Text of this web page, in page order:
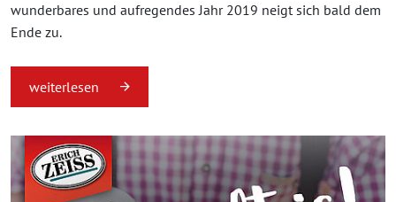
wunderbares und aufregendes Jahr 2019 neigt sich bald dem
Ende zu.
weiterlesen